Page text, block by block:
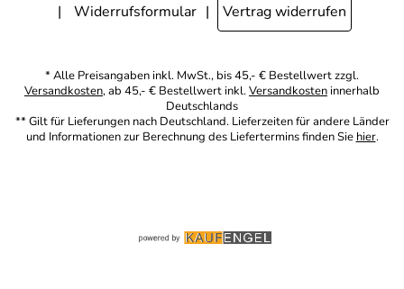
Widerrufsformular
Vertrag widerrufen
* Alle Preisangaben inkl. MwSt., bis 45,- € Bestellwert zzgl.
Versandkosten, ab 45,- € Bestellwert inkl.Versandkosten innerhalb
Deutschlands
** Gilt für Lieferungen nach Deutschland. Lieferzeiten für andere Länder
und Informationen zur Berechnung des Liefertermins finden Sie hier.